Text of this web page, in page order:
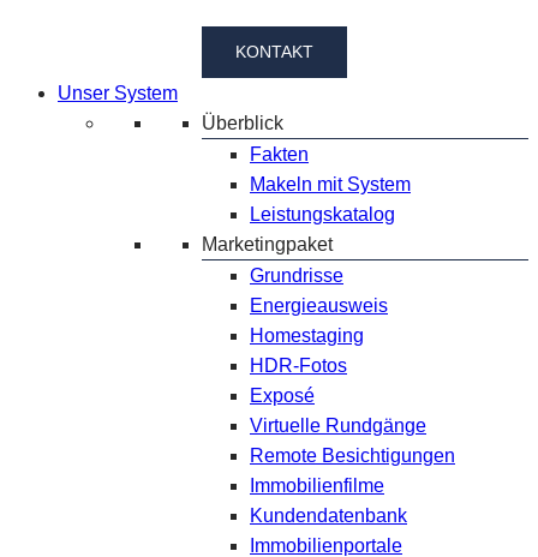
KONTAKT
Unser System
Überblick
Fakten
Makeln mit System
Leistungskatalog
Marketingpaket
Grundrisse
Energieausweis
Homestaging
HDR-Fotos
Exposé
Virtuelle Rundgänge
Remote Besichtigungen
Immobilienfilme
Kundendatenbank
Immobilienportale